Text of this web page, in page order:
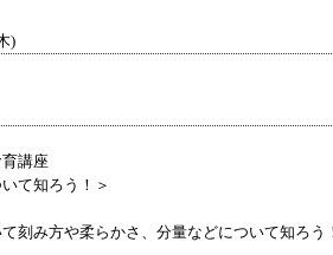
体験イベント「おんぷーる de 健康づくり」
)
講座
て知ろう！＞
刻み方や柔らかさ、分量などについて知ろう